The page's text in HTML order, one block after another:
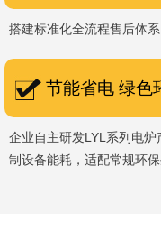
搭建标准化全流程售后体
节能省电 绿色
企业自主研发LYL系列电
制设备能耗，适配常规环保